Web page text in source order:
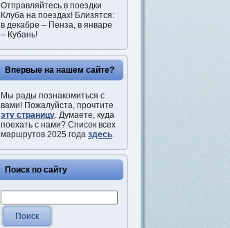
Отправляйтесь в поездки
Клуба на поездах! Близятся:
в декабре – Пенза, в январе
– Кубань!
Впервые на нашем сайте?
Мы рады познакомиться с
вами! Пожалуйста, прочтите
эту страницу. Думаете, куда
поехать с нами? Список всех
маршрутов 2025 года здесь.
Поиск по сайту